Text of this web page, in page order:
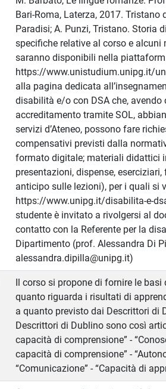
Bari-Roma, Laterza, 2017. Tristano
Paradisi; A. Punzi, Tristano. Storia
specifiche relative al corso e
saranno disponibili nella
https://www.unistudium.unipg.it/
alla pagina dedicata
disabilità e/o con DSA che, avendo
accreditamento tramite SOL,
servizi d’Ateneo, possono fare
compensativi previsti dalla
formato digitale; materiali didattici
presentazioni, dispense,
anticipo sulle lezioni), per i quali si
https://www.unipg.it/disabilita-e-
studente è invitato a rivolgersi al
contatto con la Referente per la
Dipartimento (prof. Alessandra Di
alessandra.dipilla@unipg.it)
Il corso si propone di fornire le
quanto riguarda i risultati di
a quanto previsto dai Descrittori di
Descrittori di Dublino sono così
capacità di comprensione” -
capacità di comprensione” -
“Comunicazione” - “Capacità di